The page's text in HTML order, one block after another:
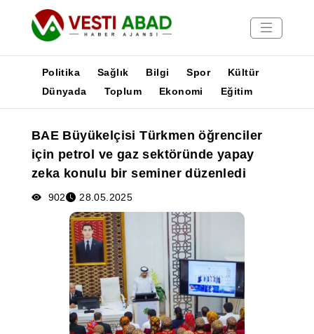
Yayınlar
Medya
Poster
Politika Sağlık Bilgi Spor
Kültür
Dünyada
Toplum Ekonomi Eğitim
BAE Büyükelçisi Türkmen öğrenciler
için petrol ve gaz sektöründe yapay
zeka konulu bir seminer düzenledi
902 28.05.2025